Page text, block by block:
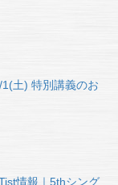
土) 特別講義のお
情報｜5thシング